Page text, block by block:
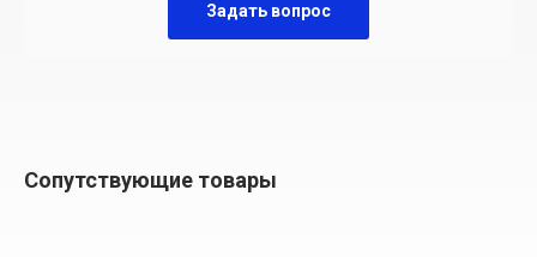
Задать вопрос
Сопутствующие товары